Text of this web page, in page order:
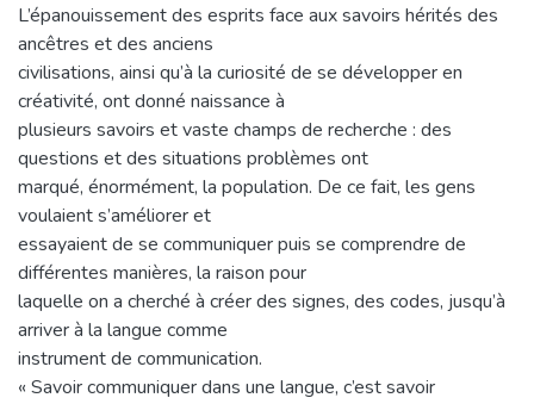
L’épanouissement des esprits face aux savoirs hérités des
ancêtres et des anciens
civilisations, ainsi qu’à la curiosité de se développer en
créativité, ont donné naissance à
plusieurs savoirs et vaste champs de recherche : des
questions et des situations problèmes ont
marqué, énormément, la population. De ce fait, les gens
voulaient s’améliorer et
essayaient de se communiquer puis se comprendre de
différentes manières, la raison pour
laquelle on a cherché à créer des signes, des codes, jusqu’à
arriver à la langue comme
instrument de communication.
« Savoir communiquer dans une langue, c’est savoir